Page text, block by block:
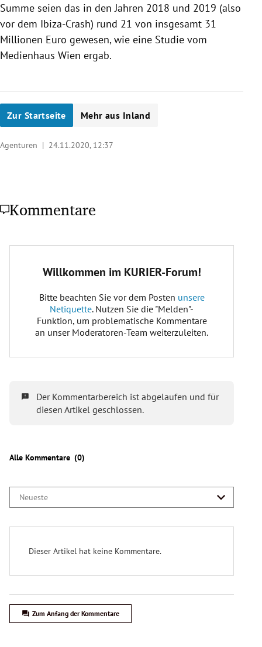
Summe seien das in den Jahren 2018 und 2019 (also
vor dem Ibiza-Crash) rund 21 von insgesamt 31
Millionen Euro gewesen, wie eine Studie vom
Medienhaus Wien ergab.
Zur Startseite Mehr aus Inland
Agenturen | 24.11.2020, 12:37
Kommentare